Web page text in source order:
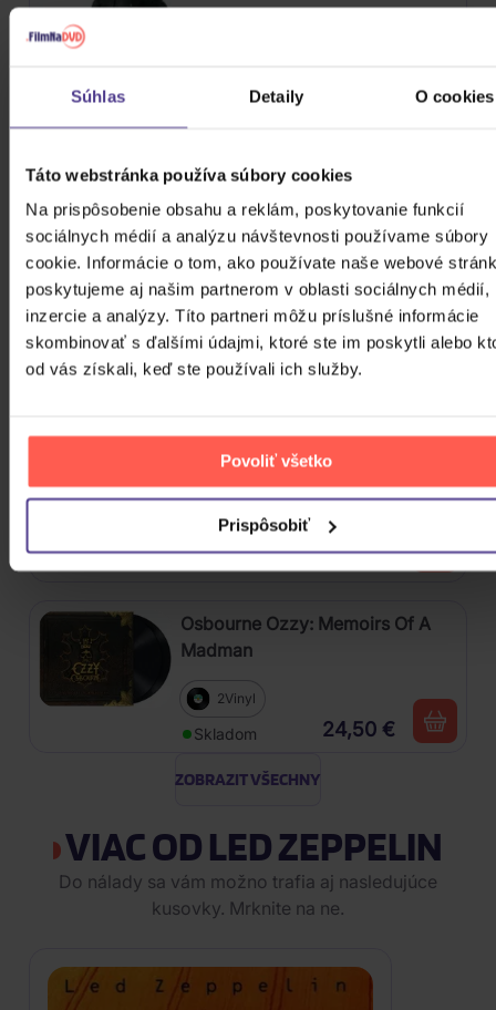
Súhlas Detaily O cookies
Táto webstránka používa súbory cookies
Na prispôsobenie obsahu a reklám, poskytovanie funkcií
sociálnych médií a analýzu návštevnosti používame súbory
cookie. Informácie o tom, ako používate naše webové
poskytujeme aj našim partnerom v oblasti sociálnych médií,
inzercie a analýzy. Títo partneri môžu príslušné informácie
skombinovať s ďalšími údajmi, ktoré ste im poskytli alebo
od vás získali, keď ste používali ich služby.
Povoliť všetko
Prispôsobiť
4CD
Skladom 19,00 €
Škwor: Sečteno podtrženo Best
Of
Vinyl
32,10 €
Osbourne Ozzy: Memoirs Of A
Madman
2Vinyl
Skladom 24,50 €
ZOBRAZIT VŠECHNY
VIAC OD LED ZEPPELIN
Do nálady sa vám možno trafia aj nasledujúce
kusovky. Mrknite na ne.